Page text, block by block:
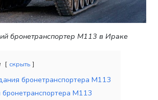
бронетранспортер М113 в Ираке
скрыть
бронетранспортера М113
бронетранспортера М113